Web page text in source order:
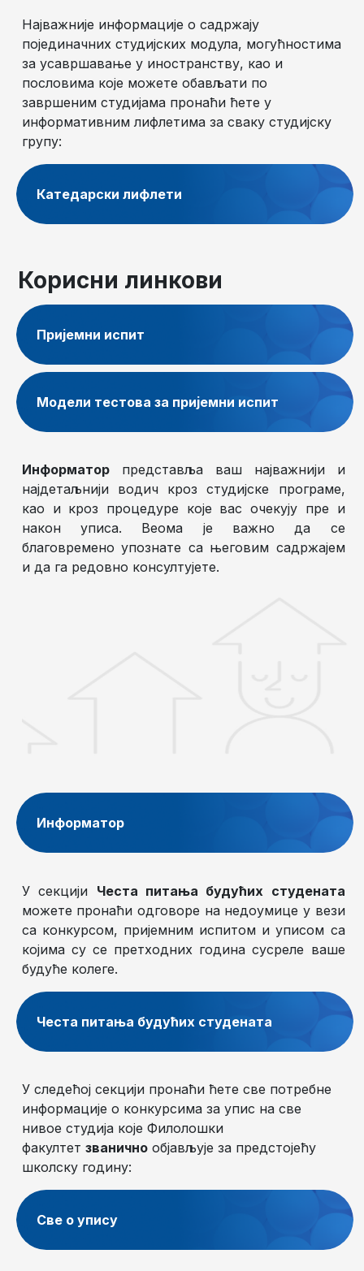
Најважније информације о садржају
појединачних студијских модула, могућностима
за усавршавање у иностранству, као и
пословима које можете обављати по
завршеним студијама пронаћи ћете у
информативним лифлетима за сваку студијску
групу:
Катедарски лифлети
Корисни линкови
Пријемни испит
Модели тестова за пријемни испит
Информаторпредставља ваш најважнији и
најдетаљнији водич кроз студијске програме,
као и кроз процедуре које вас очекују пре и
након уписа. Веома је важно да се
благовремено упознате са његовим садржајем
и да га редовно консултујете.
Информатор
У секцији Честа питања будућих студената
можете пронаћи одговоре на недоумице у вези
са конкурсом, пријемним испитом и уписом са
којима су се претходних година сусреле ваше
будуће колеге.
Честа питања будућих студената
У следећој секцији пронаћи ћете све потребне
информације о конкурсима за упис на све
нивое студија које Филолошки
факултет званичнообјављује за предстојећу
школску годину:
Све о упису